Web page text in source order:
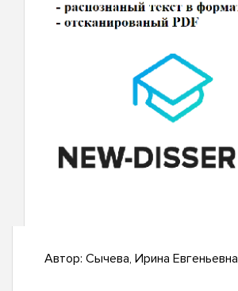
Автор: Сычева, Ирина Евгеньевна